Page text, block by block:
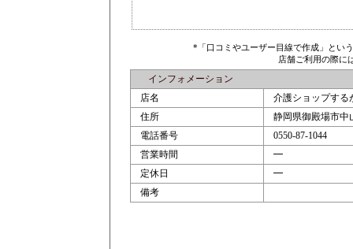
*「口コミやユーザー目線で作成」とい
店舗ご利用の際に
インフォメーション
店名
介護ショップする
住所
静岡県御殿場市中
電話番号
0550-87-1044
営業時間
━
定休日
━
備考